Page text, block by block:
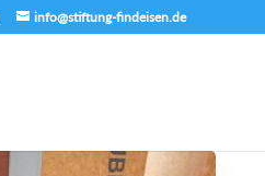
info@stiftung-findeisen.de